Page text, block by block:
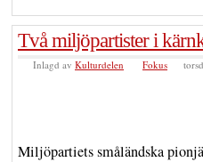
Två miljöpartister i
Inlagd av Kulturdelen Fokus
Miljöpartiets småländska